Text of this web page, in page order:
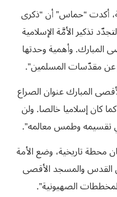
أكدت “حماس” أن “ذكرى
تذكير الأمَّة الإسلامية
المبارك. وأهمية وحدتها
عن مقدّسات المسلمين”.
المبارك عنوان الصراع
كان إسلاميا خالصا. ولن
تقسيمه وطمس معالمه”.
محطة تاريخية، وضع الأمة
القدس والمسجد الأقصى
الصهيونية”.